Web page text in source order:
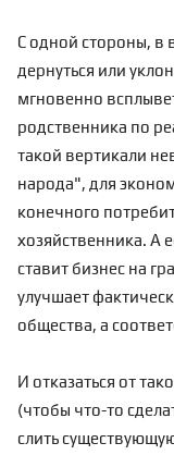
С одной стороны, в
дернуться или
мгновенно
родственника по
такой вертикали
народа", для
конечного
хозяйственника. А
ставит бизнес на
улучшает
общества, а
И отказаться от
(чтобы что-то
слить